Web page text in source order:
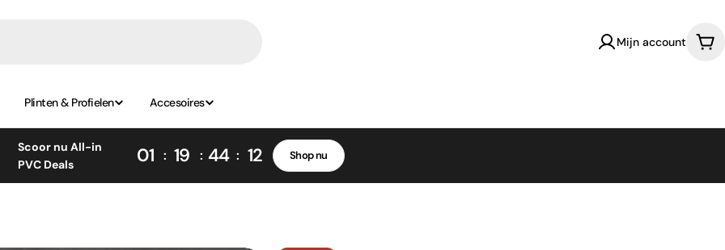
Mijn account
Plinten & Profielen Accesoires
Scoor nu All-in
PVC Deals
01 19 44 11 Shop nu